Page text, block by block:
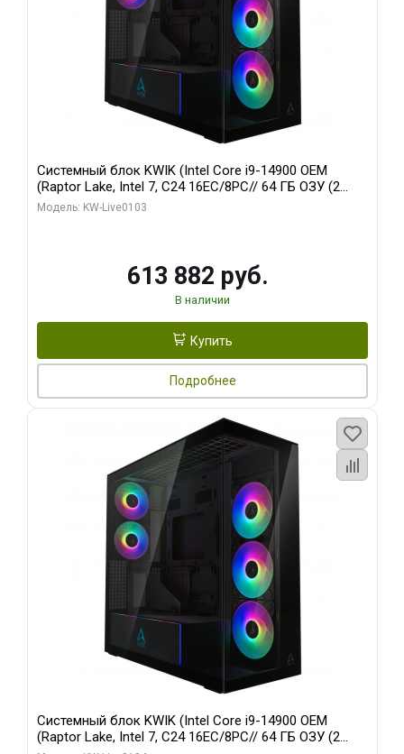
Системный блок KWIK (Intel Core i9-14900 OEM
(Raptor Lake, Intel 7, C24 16EC/8PC// 64 ГБ ОЗУ (2
модуля)/ Afox RTX4090 24GB GDDR6X 384-Bit 3xDP
Модель: KW-Live0103
613 882 руб.
В наличии
Купить
Подробнее
Системный блок KWIK (Intel Core i9-14900 OEM
(Raptor Lake, Intel 7, C24 16EC/8PC// 64 ГБ ОЗУ (2